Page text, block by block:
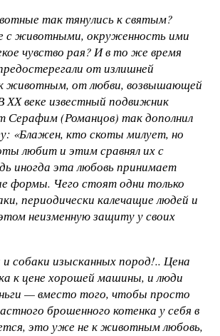
так тянулись к святым?
с животными, окруженность ими
чувство рая? И в то же время
от излишней
животным, от любви, возвышающей
ХХ веке известный подвижник
Серафим (Романцов) так дополнил
«Блажен, кто скоты милует, но
любит и этим сравнял их с
иногда эта любовь принимает
формы. Чего стоят одни только
периодически калечащие людей и
неизменную защиту у своих
собаки изысканных пород!.. Цена
к цене хорошей машины, и люди
— вместо того, чтобы просто
брошенного котенка у себя в
это уже не к животным любовь,